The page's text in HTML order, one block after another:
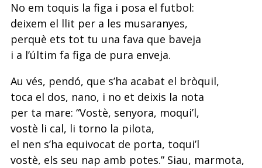
No em toquis la figa i posa el futbol:
deixem el llit per a les musaranyes,
perquè ets tot tu una fava que baveja
i a l’últim fa figa de pura enveja.
Au vés, pendó, que s’ha acabat el bròquil,
toca el dos, nano, i no et deixis la nota
per ta mare: “Vostè, senyora, moqui’l,
vostè li cal, li torno la pilota,
el nen s’ha equivocat de porta, toqui’l
vostè, els seu nap amb potes.” Siau, marmota,